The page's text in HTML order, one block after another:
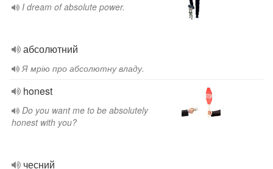
I dream of absolute power.
абсолютний
Я мрію про абсолютну владу.
honest
Do you want me to be absolutely
honest with you?
чесний